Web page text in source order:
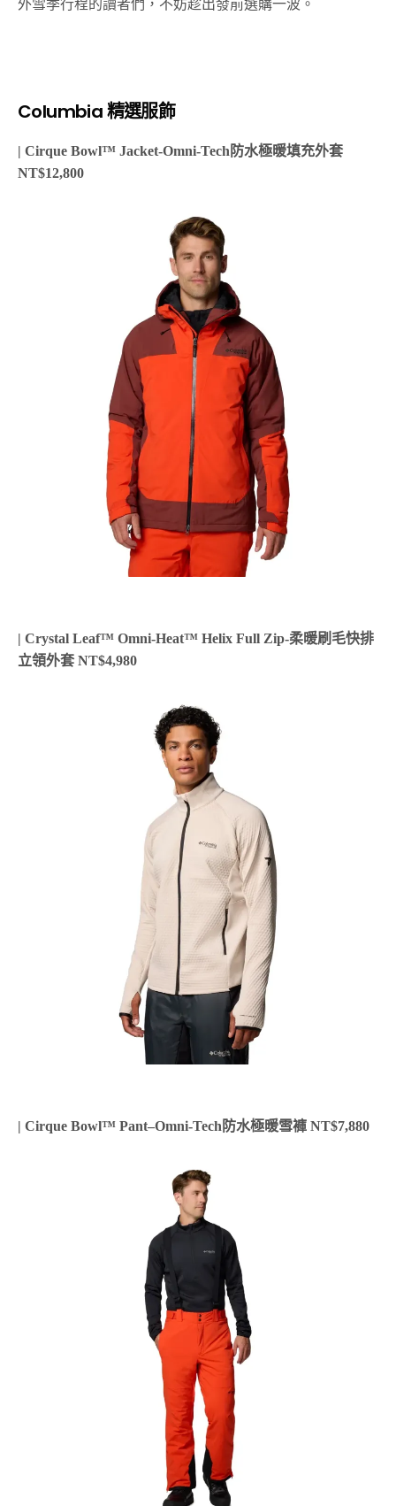
外雪季行程的讀者們，不妨趁出發前選購一波。
Columbia 精選服飾
| Cirque Bowl™ Jacket-Omni-Tech防水極暖填充外套
NT$12,800
| Crystal Leaf™ Omni-Heat™ Helix Full Zip-柔暖刷毛快排
立領外套 NT$4,980
| Cirque Bowl™ Pant–Omni-Tech防水極暖雪褲 NT$7,880